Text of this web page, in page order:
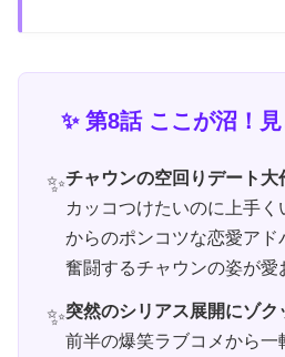
✨ 第8話 ここが沼！
チャウンの空回りデート大
カッコつけたいのに上手く
からのポンコツな恋愛アド
奮闘するチャウンの姿が愛
突然のシリアス展開にゾク
前半の爆笑ラブコメから一